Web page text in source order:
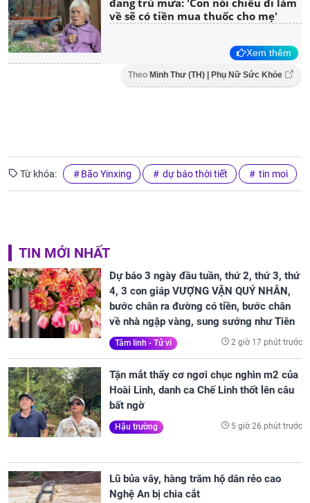
về sẽ có tiền mua thuốc cho mẹ'
Xem thêm
Theo Minh Thư (TH) | Phụ Nữ Sức Khỏe
Từ khóa: Bão Yinxing dự báo thời tiết tin moi
TIN MỚI NHẤT
Dự báo 3 ngày đầu tuần, thứ 2, thứ 3, thứ
4, 3 con giáp VƯỢNG VẬN QUÝ NHÂN,
bước chân ra đường có tiền, bước chân
về nhà ngập vàng, sung sướng như Tiên
Tâm linh - Tử vi 2 giờ 17 phút trước
Tận mắt thấy cơ ngơi chục nghìn m2 của
Hoài Linh, danh ca Chế Linh thốt lên câu
bất ngờ
Hậu trường 5 giờ 26 phút trước
Lũ bủa vây, hàng trăm hộ dân rẻo cao
Nghệ An bị chia cắt